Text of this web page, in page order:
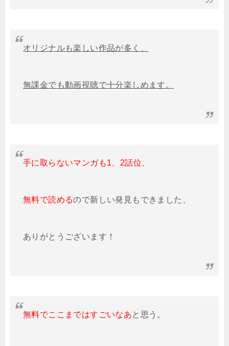
オリジナルも楽しい作品が多く、
無課金でも動画視聴で十分楽しめます。
手に取らないマンガも1、2話位、
無料で読めるので新しい発見もできました、
ありがとうございます！
無料でここまではすごいなあ と思う。